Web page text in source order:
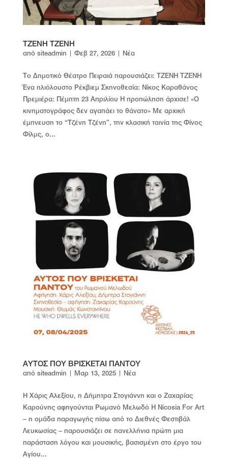
TZENH TZENH
από siteadmin Φεβ 27, 2026| Νέα
Το Δημοτικό Θέατρο Πειραιά παρουσιάζει: TZENH TZENH
Ένα ηλιόλουστο Ρέκβιεμ Σκηνοθεσία: Νίκος Καραθάνος
Πρεμιέρα: Πέμπτη 23 Απριλίου Η προπώληση άρχισε! «Ο
κινηματογράφος δεν αγαπάει το θάνατο» Με αρχική
έμπνευση το “Τζένη Τζένη”, την κλασική ταινία της Φίνος
Φίλμς, ο...
ΑΥΤΟΣ ΠΟΥ ΒΡΙΣΚΕΤΑΙ ΠΑΝΤΟΥ
από siteadmin Μαρ 13, 2025| Νέα
Η Χάρις Αλεξίου, η Δήμητρα Στογιάννη και ο Ζαχαρίας
Καρούνης αφηγούνται Ρωμανό Μελωδό Η Nicosia For Art
– η ομάδα παραγωγής πίσω από το Διεθνές Φεστιβάλ
Λευκωσίας – παρουσιάζει σε πανελλήνια πρώτη μια
παράσταση λόγου και μουσικής, βασισμένη στο έργο του
Αγίου...